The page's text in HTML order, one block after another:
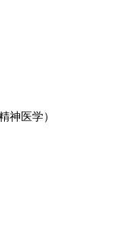
神医学）